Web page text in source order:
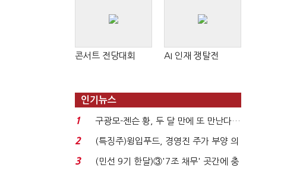
콘서트 전당대회 AI 인재 쟁탈전
인기뉴스
1
구광모-젠슨 황, 두 달 만에 또 만난다…
로봇·AI 등 논...
2
(특징주)윙입푸드, 경영진 주가 부양 의
지에 상한가...
3
(민선 9기 한달)③'7조 채무' 곳간에 충